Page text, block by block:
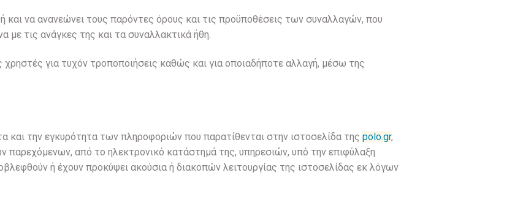
και να ανανεώνει τους παρόντες όρους και τις προϋποθέσεις των συναλλαγών, που
τις ανάγκες της και τα συναλλακτικά ήθη.
για τυχόν τροποποιήσεις καθώς και για οποιαδήποτε αλλαγή, μέσω της
και την εγκυρότητα των πληροφοριών που παρατίθενται στην ιστοσελίδα τηςpolo.gr,
παρεχόμενων, από το ηλεκτρονικό κατάστημά της, υπηρεσιών, υπό την επιφύλαξη
ή έχουν προκύψει ακούσια ή διακοπών λειτουργίας της ιστοσελίδας εκ λόγων